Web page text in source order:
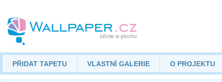
PŘIDAT TAPETU VLASTNÍ GALERIE O PROJEKTU